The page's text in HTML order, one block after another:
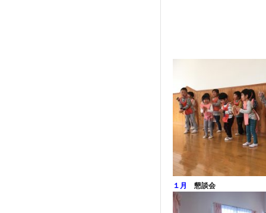
１月 懇談会